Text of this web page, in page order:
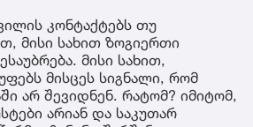
კონტაქტებს თუ
მისი სახით ზოგიერთი
მისი სახით,
მისცეს სიგნალი, რომ
არ შევიდნენ. რატომ? იმიტომ,
არიან და საკუთარ